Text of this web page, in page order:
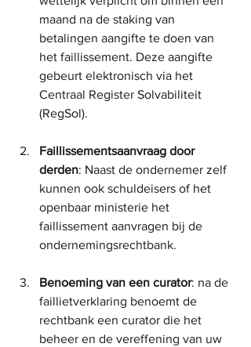
maand na de staking van
betalingen aangifte te doen van
het faillissement. Deze aangifte
gebeurt elektronisch via het
Centraal Register Solvabiliteit
(RegSol).
Faillissementsaanvraag door
derden: Naast de ondernemer zelf
kunnen ook schuldeisers of het
openbaar ministerie het
faillissement aanvragen bij de
ondernemingsrechtbank.
Benoeming van een curator: na de
faillietverklaring benoemt de
rechtbank een curator die het
beheer en de vereffening van uw